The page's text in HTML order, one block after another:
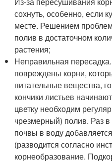
сохнуть, особенно, если
месте. Решением
полив в достаточном
растения;
Неправильная
повреждены корни,
питательные вещества,
кончики листьев
цветку необходим
чрезмерный) полив. Раз
почвы в воду
(разводится согласно
корнеобразование.